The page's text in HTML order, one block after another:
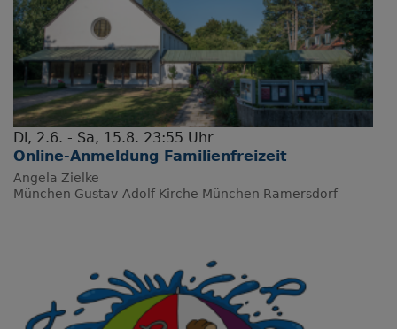
Di, 2.6. - Sa, 15.8. 23:55 Uhr
Online-Anmeldung Familienfreizeit
Angela Zielke
München Gustav-Adolf-Kirche München Ramersdorf